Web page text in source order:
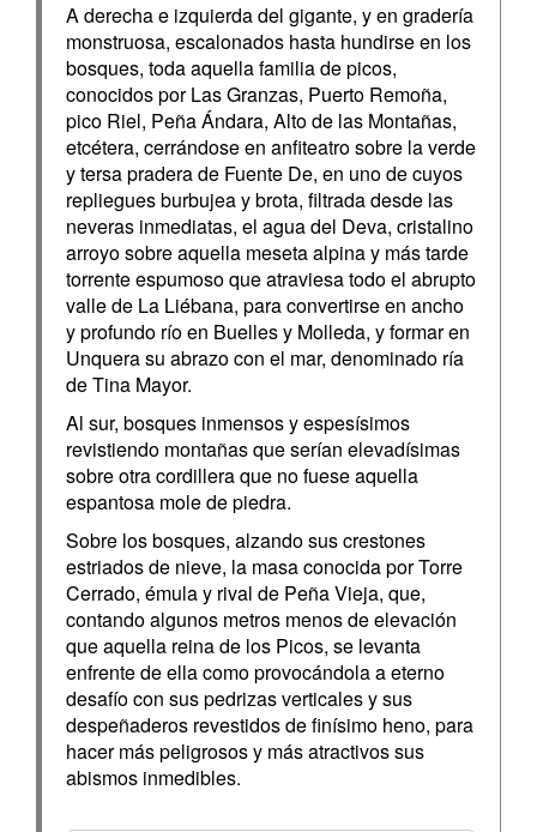
A derecha e izquierda del gigante, y en gradería
monstruosa, escalonados hasta hundirse en los
bosques, toda aquella familia de picos,
conocidos por Las Granzas, Puerto Remoña,
pico Riel, Peña Ándara, Alto de las Montañas,
etcétera, cerrándose en anfiteatro sobre la verde
y tersa pradera de Fuente De, en uno de cuyos
repliegues burbujea y brota, filtrada desde las
neveras inmediatas, el agua del Deva, cristalino
arroyo sobre aquella meseta alpina y más tarde
torrente espumoso que atraviesa todo el abrupto
valle de La Liébana, para convertirse en ancho
y profundo río en Buelles y Molleda, y formar en
Unquera su abrazo con el mar, denominado ría
de Tina Mayor.
Al sur, bosques inmensos y espesísimos
revistiendo montañas que serían elevadísimas
sobre otra cordillera que no fuese aquella
espantosa mole de piedra.
Sobre los bosques, alzando sus crestones
estriados de nieve, la masa conocida por Torre
Cerrado, émula y rival de Peña Vieja, que,
contando algunos metros menos de elevación
que aquella reina de los Picos, se levanta
enfrente de ella como provocándola a eterno
desafío con sus pedrizas verticales y sus
despeñaderos revestidos de finísimo heno, para
hacer más peligrosos y más atractivos sus
abismos inmedibles.